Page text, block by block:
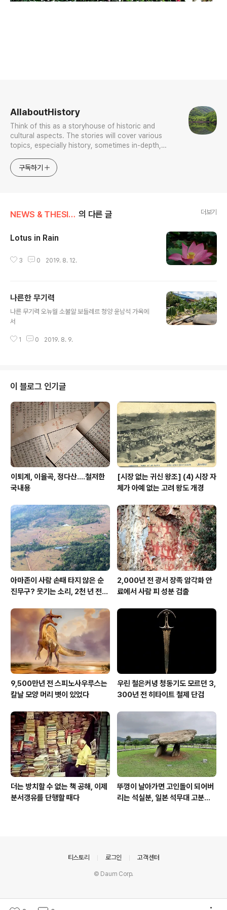
AllaboutHistory
Think of this as a storyhouse of historic and
cultural aspects. The stories will cover various
topics, especially history, sometimes in-depth,
approach will be to resist any common sense or
generalized viewpoint
구독하기
NEWS & THESIS/Photo News 의 다른 글 더보기
Lotus in Rain
3 0 2019. 8. 12.
나른한 무기력
나른 무기력 오뉴월 소불알 보들레르 청양 윤남석 가옥에
서
1 0 2019. 8. 9.
이 블로그 인기글
이퇴계, 이율곡, 정다산....철저한
국내용
[시장 없는 귀신 왕조] (4) 시장 자
체가 아예 없는 고려 왕도 개경
아마존이 사람 손때 타지 않은 순
진무구? 웃기는 소리, 2천 년 전에
2,000년 전 광서 장족 암각화 안
료에서 사람 피 성분 검출
9,500만년 전 스피노사우루스는
칼날 모양 머리 볏이 있었다
우린 철은커녕 청동기도 모르던 3,
300년 전 히타이트 철제 단검
더는 방치할 수 없는 책 공해, 이제
분서갱유를 단행할 때다
뚜껑이 날아가면 고인돌이 되어버
리는 석실분, 일본 석무대 고분의
티스토리 로그인 고객센터
© Daum Corp.